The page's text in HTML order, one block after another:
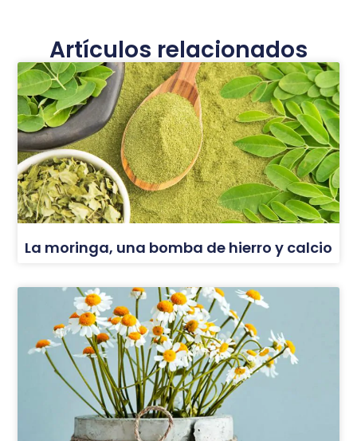
Artículos relacionados
La moringa, una bomba de hierro y calcio